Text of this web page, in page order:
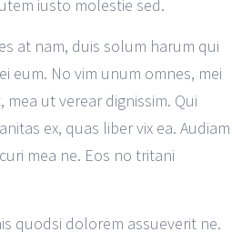
iusto molestie sed.
at nam, duis solum harum qui
eum. No vim unum omnes, mei
ut verear dignissim. Qui
ex, quas liber vix ea. Audiam
mea ne. Eos no tritani
quodsi dolorem assueverit ne.